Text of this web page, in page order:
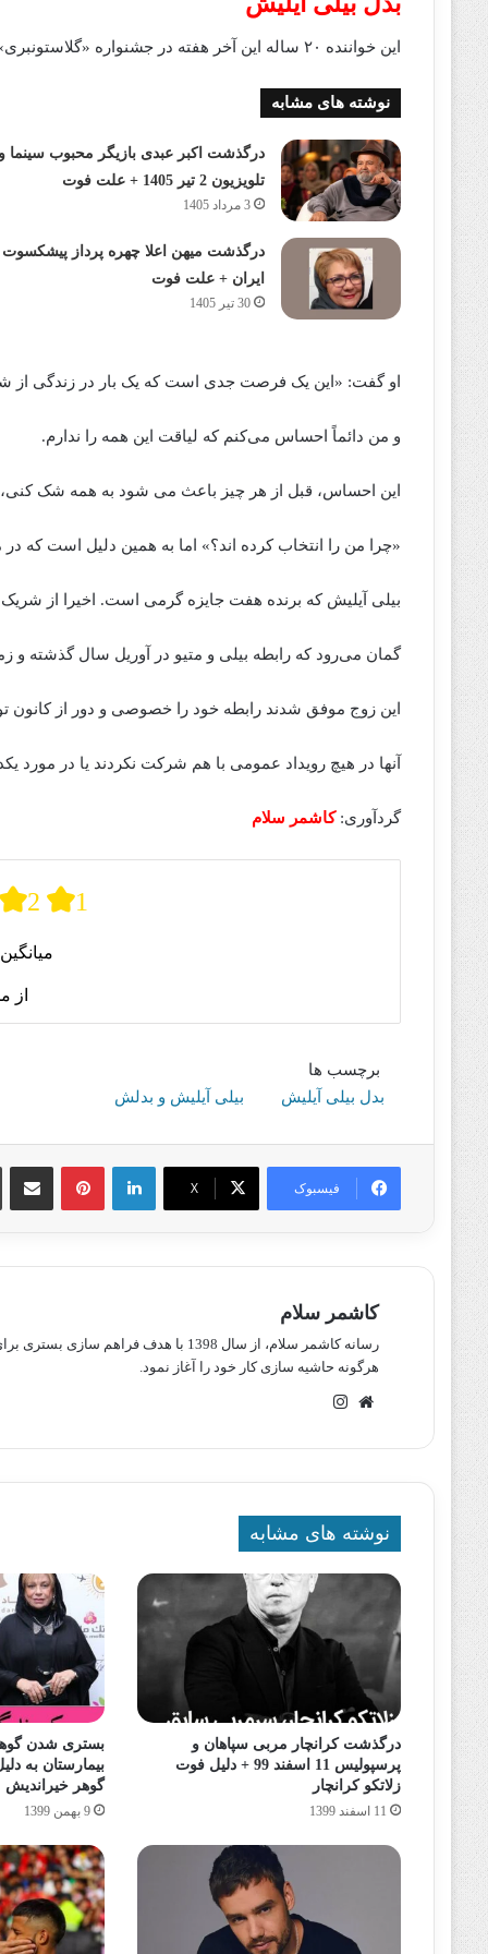
این خواننده ۲۰ ساله این آخر هفته در جشنواره «گلاستونبری» خواهد بود.
نوشته های مشابه
درگذشت اکبر عبدی بازیگر محبوب سینما
تلویزیون 2 تیر 1405 + علت فوت
3 مرداد 1405
درگذشت میهن اعلا چهره پرداز پیشکسوت
ایران + علت فوت
30 تیر 1405
او گفت: «این یک فرصت جدی است که یک بار در زندگی از
و من دائماً احساس می‌کنم که لیاقت این همه را ندارم.
این احساس، قبل از هر چیز باعث می شود به همه شک
«چرا من را انتخاب کرده اند؟» اما به همین دلیل است که
بیلی آیلیش که برنده هفت جایزه گرمی است. اخیرا از شریک زندگیش متیو
گمان می‌رود که رابطه بیلی و متیو در آوریل سال گذشته و
این زوج موفق شدند رابطه خود را خصوصی و دور از کانون
آنها در هیچ رویداد عمومی با هم شرکت نکردند یا در مورد
گردآوری:کاشمر سلام
2 1
از
برچسب ها
بدل بیلی آیلیش
بیلی آیلیش و بدلش
فیسبوک X
لینکدین پینترستاشتراک
کاشمر سلام
رسانه کاشمر سلام، از سال 1398 با
هرگونه حاشیه سازی کار خود را آغاز نمود.
وبسایت
نوشته های مشابه
درگذشت کرانچار مربی سپاهان و
پرسپولیس 11 اسفند 99 + دلیل فوت
زلاتکو کرانچار
11 اسفند 1399
بستری شدن
گوهر خیراندیش
9 بهمن 1399